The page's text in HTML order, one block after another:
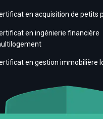
en acquisition de petits
en ingénierie financière
en gestion immobilière